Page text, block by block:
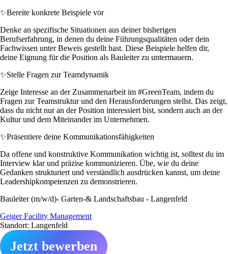
✨Bereite konkrete Beispiele vor
Denke an spezifische Situationen aus deiner bisherigen
Berufserfahrung, in denen du deine Führungsqualitäten oder dein
Fachwissen unter Beweis gestellt hast. Diese Beispiele helfen dir,
deine Eignung für die Position als Bauleiter zu untermauern.
✨Stelle Fragen zur Teamdynamik
Zeige Interesse an der Zusammenarbeit im #GreenTeam, indem du
Fragen zur Teamstruktur und den Herausforderungen stellst. Das zeigt,
dass du nicht nur an der Position interessiert bist, sondern auch an der
Kultur und dem Miteinander im Unternehmen.
✨Präsentiere deine Kommunikationsfähigkeiten
Da offene und konstruktive Kommunikation wichtig ist, solltest du im
Interview klar und präzise kommunizieren. Übe, wie du deine
Gedanken strukturiert und verständlich ausdrücken kannst, um deine
Leadershipkompetenzen zu demonstrieren.
Bauleiter (m/w/d)- Garten-& Landschaftsbau - Langenfeld
Geiger Facility Management
Standort: Langenfeld
Jetzt bewerben